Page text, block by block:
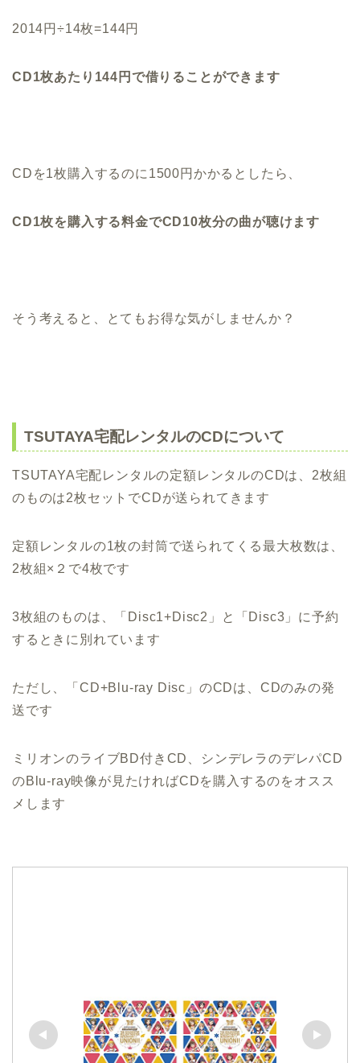
2014円÷14枚=144円
CD1枚あたり144円で借りることができます
CDを1枚購入するのに1500円かかるとしたら、
CD1枚を購入する料金でCD10枚分の曲が聴けます
そう考えると、とてもお得な気がしませんか？
TSUTAYA宅配レンタルのCDについて
TSUTAYA宅配レンタルの定額レンタルのCDは、2枚組
のものは2枚セットでCDが送られてきます
定額レンタルの1枚の封筒で送られてくる最大枚数は、
2枚組×２で4枚です
3枚組のものは、「Disc1+Disc2」と「Disc3」に予約
するときに別れています
ただし、「CD+Blu-ray Disc」のCDは、CDのみの発
送です
ミリオンのライブBD付きCD、シンデレラのデレパCD
のBlu-ray映像が見たければCDを購入するのをオスス
メします